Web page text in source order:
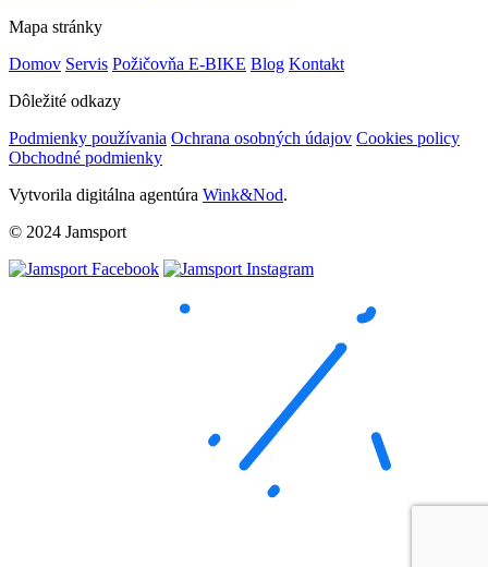
Mapa stránky
Domov Servis Požičovňa E-BIKE Blog Kontakt
Dôležité odkazy
Podmienky používania Ochrana osobných údajov Cookies policy
Obchodné podmienky
Vytvorila digitálna agentúra Wink&Nod.
© 2024 Jamsport